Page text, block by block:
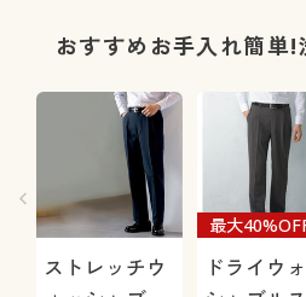
おすすめお手入れ簡単
ストレッチウ
ドライウ
最大